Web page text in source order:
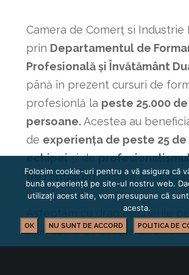
Camera de Comerț si Industrie
prin Departamentul de
Profesională și Învătământ
până în prezent cursuri de
profesionlă la peste 25.000 de
persoane.Acestea au
de experiența de peste 25 de
echipeiși de
de formatoricu care
Așteptăm cu drag înscrierile
interesate de aceste cursuri.
Folosim cookie-uri pentru a vă asigura că
bună experiență pe site-ul nostru web.
utilizați acest site, vom presupune că
acesta.
OK NU SUNT DE ACCORD POLITICA DE